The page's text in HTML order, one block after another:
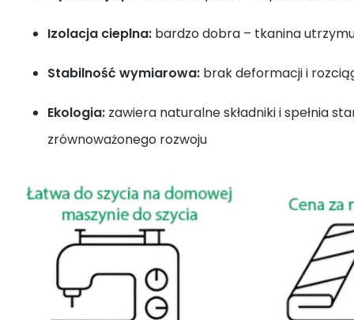
Izolacja cieplna: bardzo dobra – tkanina
Stabilność wymiarowa: brak deformacji i
Ekologia: zawiera naturalne składniki i spełnia
zrównoważonego rozwoju